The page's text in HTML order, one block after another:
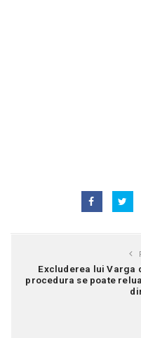
Excluderea lui Varga
procedura se poate